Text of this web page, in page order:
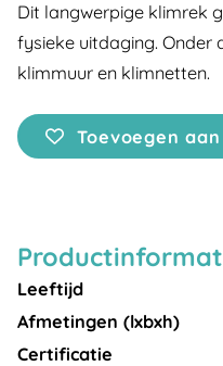
Dit langwerpige klimrek
fysieke uitdaging. Onder
klimmuur en klimnetten.
Toevoegen
Leeftijd
Afmetingen (lxbxh)
Certificatie